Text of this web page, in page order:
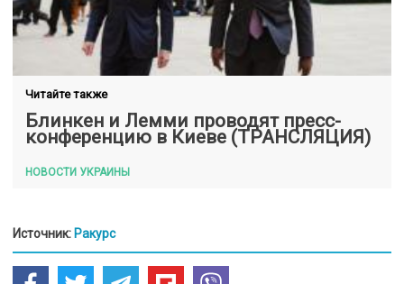
Читайте также
Блинкен и Лемми проводят пресс-
конференцию в Киеве (ТРАНСЛЯЦИЯ)
НОВОСТИ УКРАИНЫ
Источник: Ракурс